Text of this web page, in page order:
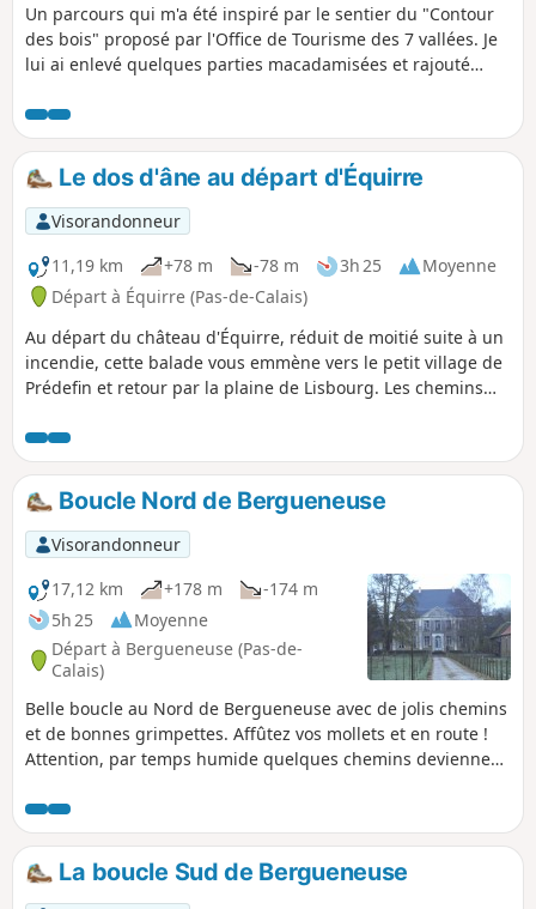
Un parcours qui m'a été inspiré par le sentier du "Contour
des bois" proposé par l'Office de Tourisme des 7 vallées. Je
lui ai enlevé quelques parties macadamisées et rajouté
nature.
Le dos d'âne au départ d'Équirre
Visorandonneur
11,19 km
+78 m -78 m 3h 25
Moyenne
Départ à Équirre (Pas-de-Calais)
Au départ du château d'Équirre, réduit de moitié suite à un
incendie, cette balade vous emmène vers le petit village de
Prédefin et retour par la plaine de Lisbourg. Les chemins
cultivés entre les points (8) et (9), n'hésitez pas à les
traverser, ils sont souvent utilisé par les agriculteurs.
Boucle Nord de Bergueneuse
Visorandonneur
17,12 km
+178 m
-174 m
5h 25
Moyenne
Départ à Bergueneuse (Pas-de-
Calais)
Belle boucle au Nord de Bergueneuse avec de jolis chemins
et de bonnes grimpettes. Affûtez vos mollets et en route !
Attention, par temps humide quelques chemins deviennent
rallonge notablement le temps de parcours.
La boucle Sud de Bergueneuse